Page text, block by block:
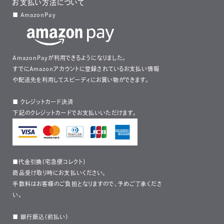
お支払い方法について
■ AmazonPay
AmazonPayが利用できるようになりました。
すでにAmazonアカウントに登録されているお支払い情報
や配送先を利用してスピーディにお買い物ができます。
■ クレジットカード決済
下記のクレジットカードでお支払いいただけます。
■代金引換（宅急便コレクト）
商品受け取り時にお支払いください。
手数料はお客様のご負担となりますので、予めご了承くださ
い。
■ 銀行振込（前払い）